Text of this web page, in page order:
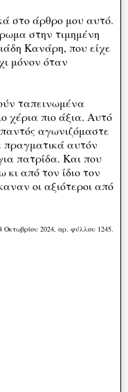
στο άρθρο μου αυτό.
στην τιμημένη
Κανάρη, που είχε
μόνον όταν
ταπεινωμένα
χέρια πιο άξια. Αυτό
αγωνιζόμαστε
πραγματικά αυτόν
πατρίδα. Και που
από τον ίδιο τον
οι αξιότεροι από
Οκτωβρίου 2024, αρ. φύλλου 1245.